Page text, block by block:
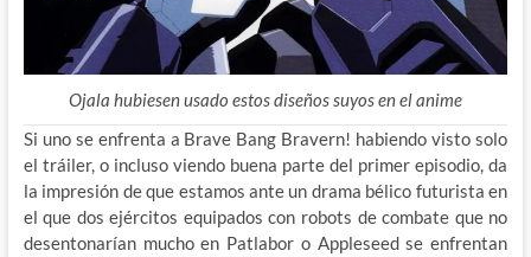
Ojala hubiesen usado estos diseños suyos en el anime
Si uno se enfrenta a Brave Bang Bravern! habiendo visto solo
el tráiler, o incluso viendo buena parte del primer episodio, da
la impresión de que estamos ante un drama bélico futurista en
el que dos ejércitos equipados con robots de combate que no
desentonarían mucho en Patlabor o Appleseed se enfrentan